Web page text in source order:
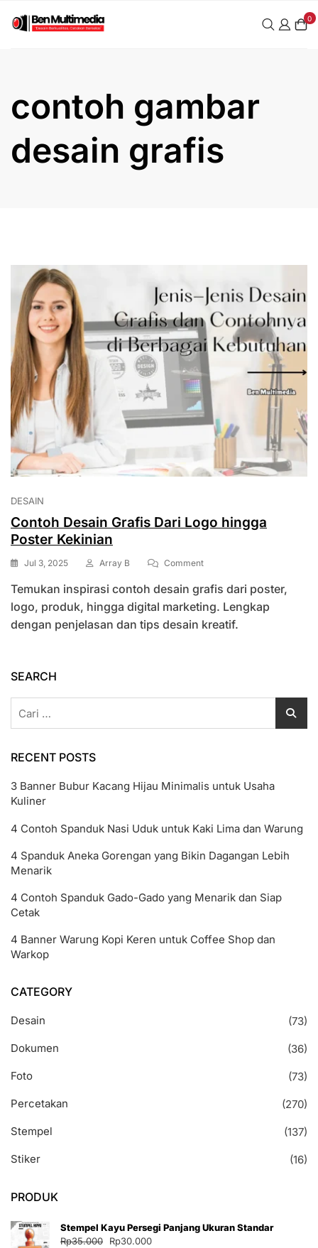
0
contoh gambar
desain grafis
DESAIN
Contoh Desain Grafis Dari Logo hingga
Poster Kekinian
Jul 3, 2025 Array B CommentOn
Desain
Grafis
Dari
Logo
Temukan inspirasi contoh desain grafis dari poster,
logo, produk, hingga digital marketing. Lengkap
dengan penjelasan dan tips desain kreatif.
SEARCH
RECENT POSTS
3 Banner Bubur Kacang Hijau Minimalis untuk Usaha
Kuliner
4 Contoh Spanduk Nasi Uduk untuk Kaki Lima dan Warung
4 Spanduk Aneka Gorengan yang Bikin Dagangan Lebih
Menarik
4 Contoh Spanduk Gado-Gado yang Menarik dan Siap
Cetak
4 Banner Warung Kopi Keren untuk Coffee Shop dan
Warkop
CATEGORY
Desain
(73)
Dokumen
(36)
Foto
(73)
Percetakan
(270)
Stempel
(137)
Stiker
(16)
PRODUK
Stempel Kayu Persegi Panjang Ukuran Standar
Rp35.000
Harga
Rp30.000